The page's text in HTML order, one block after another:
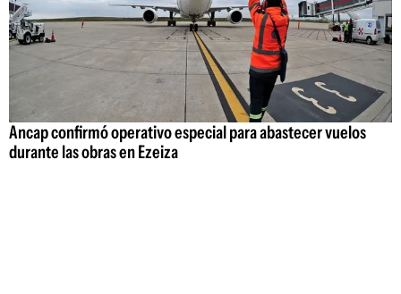
Ancap confirmó operativo especial para abastecer vuelos
durante las obras en Ezeiza